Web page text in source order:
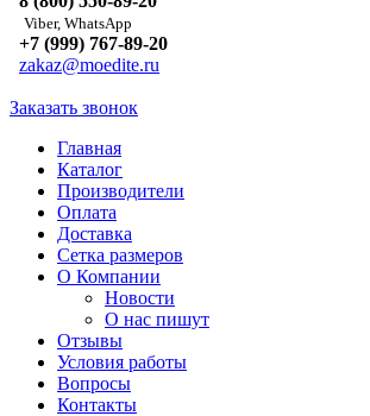
Viber, WhatsApp
+7 (999) 767-89-20
zakaz@moedite.ru
Заказать звонок
Главная
Каталог
Производители
Оплата
Доставка
Сетка размеров
О Компании
Новости
О нас пишут
Отзывы
Условия работы
Вопросы
Контакты